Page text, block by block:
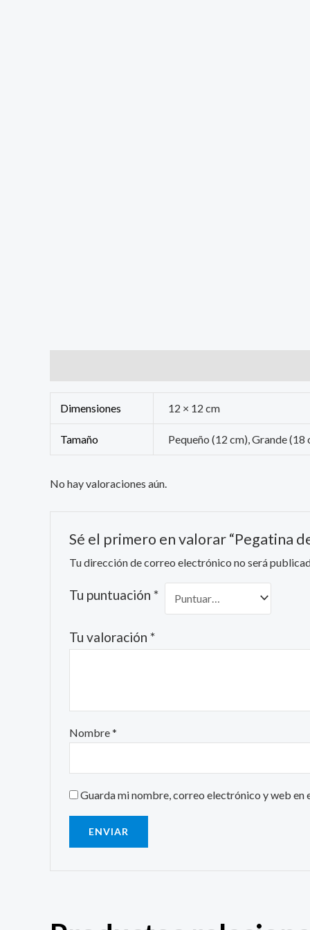
Dimensiones 12 × 12 cm
Tamaño Pequeño (12 cm), Grande (18
No hay valoraciones aún.
Sé el primero en valorar “Pegatina
Tu dirección de correo electrónico no será
Tu puntuación *
Tu valoración *
Nombre*
Guarda mi nombre, correo electrónico y web en